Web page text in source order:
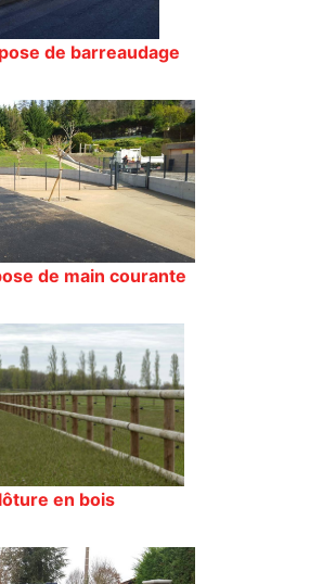
de barreaudage
de main courante
en bois